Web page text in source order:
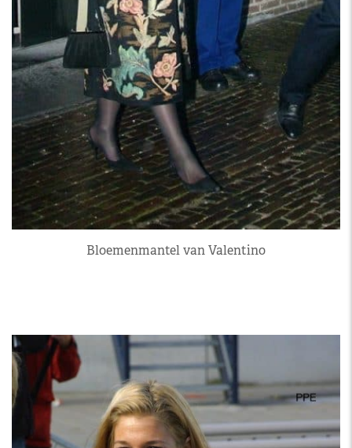
Bloemenmantel van Valentino